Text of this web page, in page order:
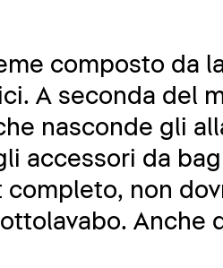
composto da
A seconda del
nasconde gli
accessori da
completo, non
Anche